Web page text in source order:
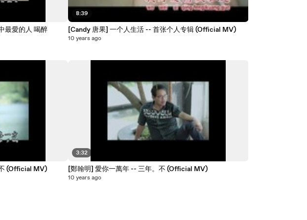
的人 喝醉
(Official MV)
8:39
[Candy 唐果] 一个人生活 -- 首张个人专辑 (Official MV)
10 years ago
3:32
[鄭翰明] 愛你一萬年 -- 三年。不 (Official MV)
10 years ago